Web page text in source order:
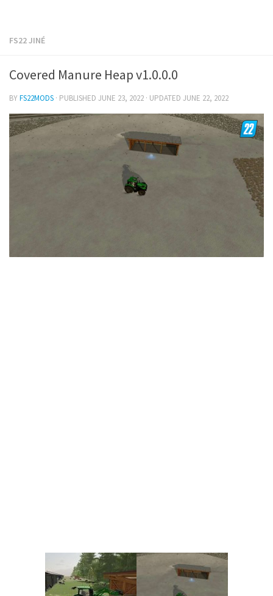
FS22 JINÉ
Covered Manure Heap v1.0.0.0
BYFS22MODS · PUBLISHED JUNE 23, 2022 · UPDATED JUNE 22, 2022